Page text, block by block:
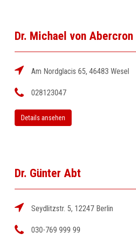
Dr. Michael von Abercron
Am Nordglacis 65, 46483 Wesel
028123047
Details ansehen
Dr. Günter Abt
Seydlitzstr. 5, 12247 Berlin
030-769 999 99